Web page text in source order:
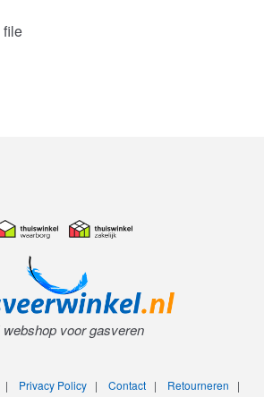
file
webshop voor gasveren
| Privacy Policy| Contact| Retourneren |